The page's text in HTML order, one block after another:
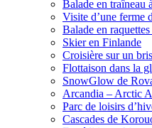
Balade en traîneau
Visite d’une ferme
Balade en
Skier en Finlande
Croisière sur un
Flottaison dans la
SnowGlow de
Arcandia – Arctic
Parc de loisirs
Cascades de